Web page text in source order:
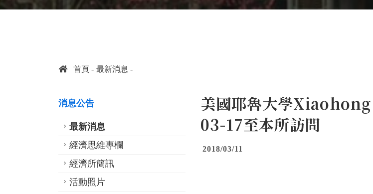
首頁 最新消息
消息公告
最新消息
經濟思維專欄
經濟所簡訊
活動照片
美國耶魯大學
03-17至本所訪問
2018/03/11